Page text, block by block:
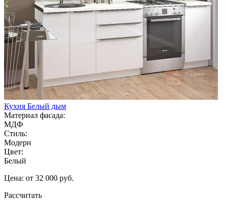
Кухня Белый дым
Материал фасада:
МДФ
Стиль:
Модерн
Цвет:
Белый
Цена: от 32 000 руб.
Рассчитать